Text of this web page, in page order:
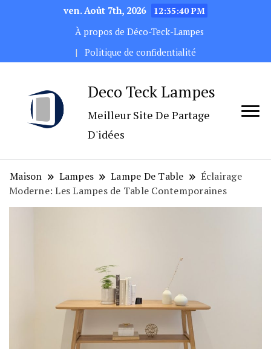
ven. Août 7th, 2026
12:35:41 PM
À propos de Déco-Teck-Lampes
Politique de confidentialité
Deco Teck Lampes
Meilleur Site De Partage
D'idées
Maison Lampes Lampe De Table
Éclairage
Moderne: Les Lampes de Table Contemporaines